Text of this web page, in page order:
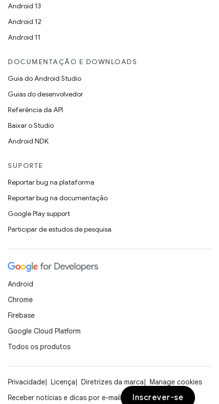
Android 13
Android 12
Android 11
DOCUMENTAÇÃO E DOWNLOADS
Guia do Android Studio
Guias do desenvolvedor
Referência da API
Baixar o Studio
Android NDK
SUPORTE
Reportar bug na plataforma
Reportar bug na documentação
Google Play support
Participar de estudos de pesquisa
Android
Chrome
Firebase
Google Cloud Platform
Todos os produtos
Privacidade Licença Diretrizes da marca
Manage cookies
Receber notícias e dicas por e-mail
Inscrever-se